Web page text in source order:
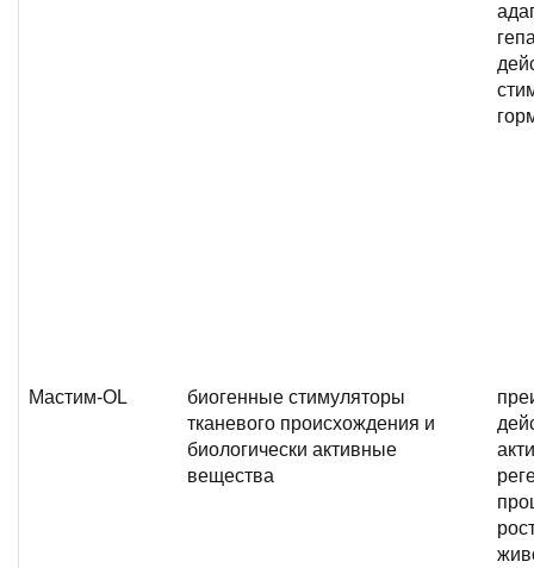
Мастим-OL
биогенные стимуляторы
тканевого происхождения и
биологически активные
вещества